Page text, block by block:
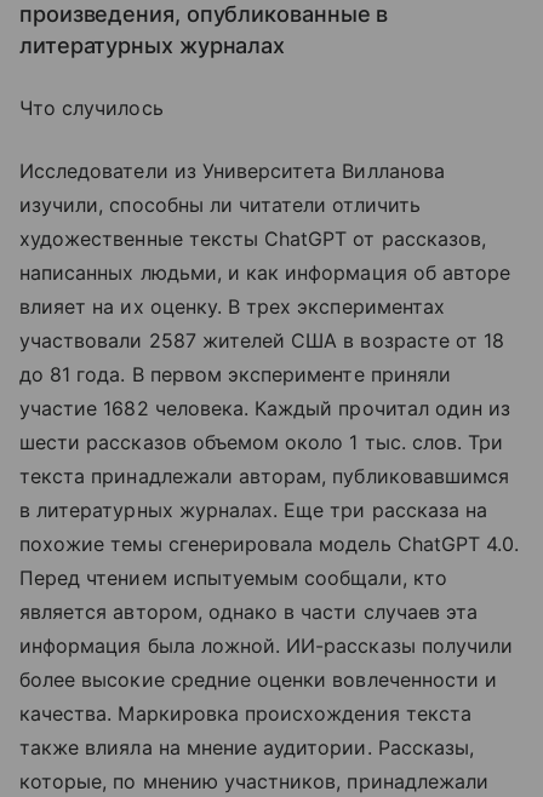
произведения, опубликованные в
литературных журналах
Что случилось
Исследователи из Университета Вилланова
изучили, способны ли читатели отличить
художественные тексты ChatGPT от рассказов,
написанных людьми, и как информация об авторе
влияет на их оценку. В трех экспериментах
участвовали 2587 жителей США в возрасте от 18
до 81 года. В первом эксперименте приняли
участие 1682 человека. Каждый прочитал один из
шести рассказов объемом около 1 тыс. слов. Три
текста принадлежали авторам, публиковавшимся
в литературных журналах. Еще три рассказа на
похожие темы сгенерировала модель ChatGPT 4.0.
Перед чтением испытуемым сообщали, кто
является автором, однако в части случаев эта
информация была ложной. ИИ-рассказы получили
более высокие средние оценки вовлеченности и
качества. Маркировка происхождения текста
также влияла на мнение аудитории. Рассказы,
которые, по мнению участников, принадлежали